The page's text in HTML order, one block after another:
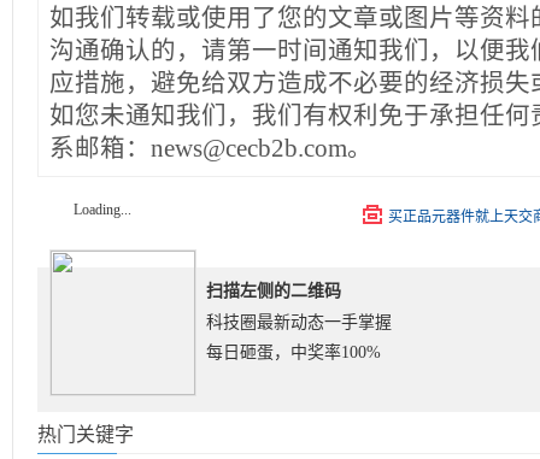
如我们转载或使用了您的文章或图片等资料
沟通确认的，请第一时间通知我们，以便我
应措施，避免给双方造成不必要的经济损失
如您未通知我们，我们有权利免于承担任何
系邮箱：news@cecb2b.com。
Loading... 买正品元器件就上天交
扫描左侧的二维码
科技圈最新动态一手掌握
每日砸蛋，中奖率100%
热门关键字